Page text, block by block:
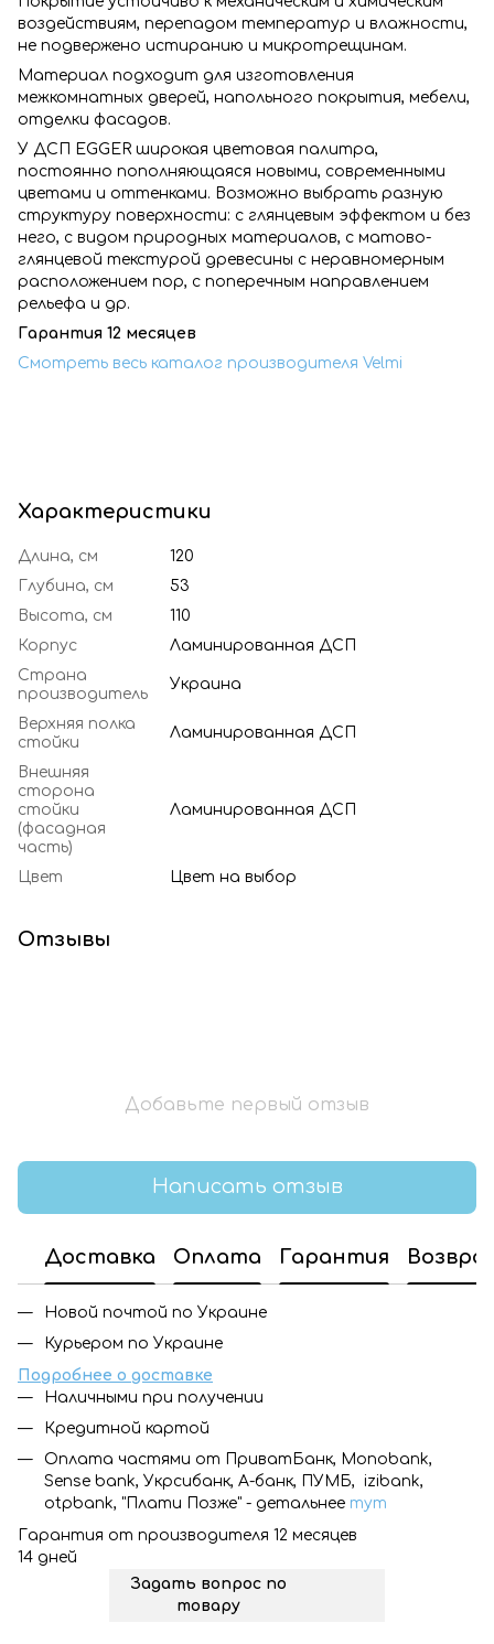
воздействиям, перепадом температур и влажности,
не подвержено истиранию и микротрещинам.
Материал подходит для изготовления
межкомнатных дверей, напольного покрытия, мебели,
отделки фасадов.
У ДСП EGGER широкая цветовая палитра,
постоянно пополняющаяся новыми, современными
цветами и оттенками. Возможно выбрать разную
структуру поверхности: с глянцевым эффектом и без
него, с видом природных материалов, с матово-
глянцевой текстурой древесины с неравномерным
расположением пор, с поперечным направлением
рельефа и др.
Гарантия 12 месяцев
Смотреть весь каталог производителя Velmi
Характеристики
Длина, см
120
Глубина, см
53
Высота, см
110
Корпус
Ламинированная ДСП
Страна
производитель
Украина
Верхняя полка
стойки
Ламинированная ДСП
Внешняя
сторона
стойки
(фасадная
часть)
Ламинированная ДСП
Цвет Цвет на выбор
Отзывы
Добавьте первый отзыв
Написать отзыв
Доставка Оплата Гарантия
Новой почтой по Украине
Курьером по Украине
Подробнее о доставке
Наличными при получении
Кредитной картой
Оплата частями от ПриватБанк, Monobank,
Sense bank, Укрсибанк, А-банк, ПУМБ, izibank,
otpbank, "Плати Позже" - детальнее тут
Гарантия от производителя 12 месяцев
14 дней
Задать вопрос по
товару